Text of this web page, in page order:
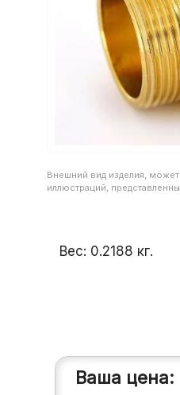
Внешний вид изделия, может
иллюстраций,
Вес: 0.2188 кг.
Ваша цена: